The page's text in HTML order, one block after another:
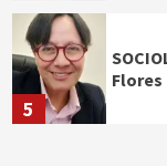
5
Flores